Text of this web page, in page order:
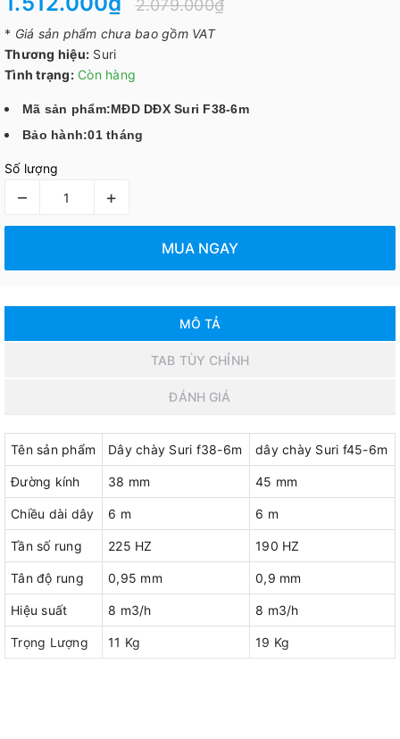
2.079.000₫
* Giá sản phẩm chưa bao gồm VAT
Thương hiệu: Suri
Tình trạng: Còn hàng
Mã sản phẩm:MĐD DĐX Suri F38-6m
Bảo hành:01 tháng
Số lượng
– +
MUA NGAY
MÔ TẢ
TAB TÙY CHỈNH
ĐÁNH GIÁ
Tên sản phẩm Dây chày Suri f38-6m dây chày Suri f45-6m
Đường kính 38 mm 45 mm
Chiều dài dây 6 m 6 m
Tần số rung 225 HZ 190 HZ
Tân độ rung 0,95 mm 0,9 mm
Hiệu suất 8 m3/h 8 m3/h
Trọng Lượng 11 Kg 19 Kg